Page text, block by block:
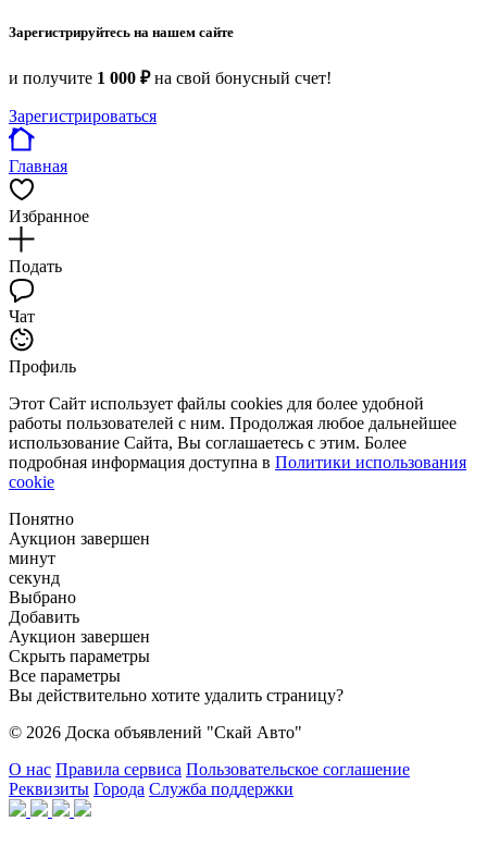
Зарегистрируйтесь на нашем сайте
и получите 1 000 ₽на свой бонусный счет!
Зарегистрироваться
Главная
Избранное
Подать
Чат
Профиль
Этот Сайт использует файлы cookies для более удобной
работы пользователей с ним. Продолжая любое дальнейшее
использование Сайта, Вы соглашаетесь с этим. Более
подробная информация доступна в Политики использования
cookie
Понятно
Аукцион завершен
минут
секунд
Выбрано
Добавить
Аукцион завершен
Скрыть параметры
Все параметры
Вы действительно хотите удалить страницу?
© 2026 Доска объявлений "Скай Авто"
О нас Правила сервиса Пользовательское соглашение
Реквизиты Города Служба поддержки